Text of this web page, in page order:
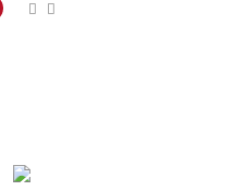
Maior preço